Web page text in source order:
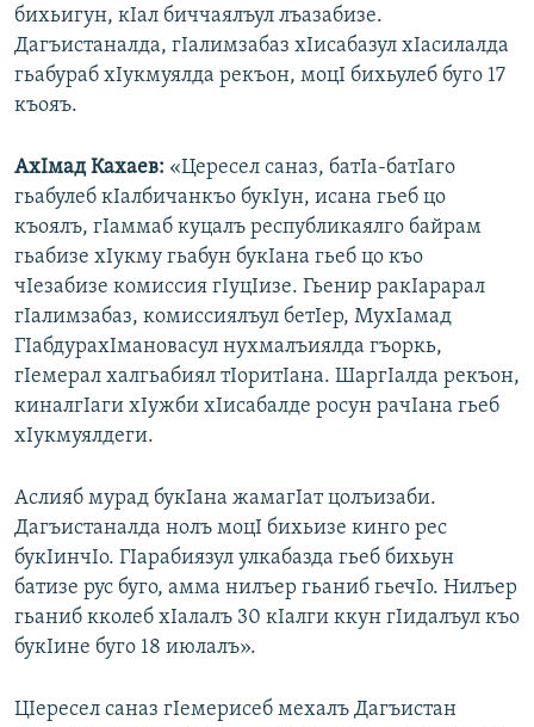
бихьигун, кIал биччаялъул лъазабизе.
Дагъистаналда, гIалимзабаз хIисабазул хIасилалда
гьабураб хIукмуялда рекъон, моцI бихьулеб буго 17
къояъ.
АхIмад Кахаев: «Цересел саназ, батIа-батIаго
гьабулеб кIалбичанкъо букIун, исана гьеб цо
къоялъ, гIаммаб куцалъ республикаялго байрам
гьабизе хIукму гьабун букIана гьеб цо къо
чIезабизе комиссия гIуцIизе. Гьенир ракIарарал
гIалимзабаз, комиссиялъул бетIер, МухIамад
ГIабдурахIмановасул нухмалъиялда гъоркь,
гIемерал халгьабиял тIоритIана. ШаргIалда рекъон,
киналгIаги хIужби хIисабалде росун рачIана гьеб
хIукмуялдеги.
Аслияб мурад букIана жамагIат цолъизаби.
Дагъистаналда нолъ моцI бихьизе кинго рес
букIинчIо. ГIарабиязул улкабазда гьеб бихьун
батизе рус буго, амма нилъер гьаниб гьечIо. Нилъер
гьаниб кколеб хIалалъ 30 кIалги ккун гIидалъул къо
букIине буго 18 июлалъ».
ЦIересел саназ гIемерисеб мехалъ Дагъистан